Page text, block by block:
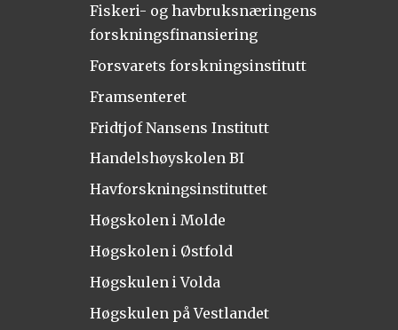
Fiskeri- og havbruksnæringens
forskningsfinansiering
Forsvarets forskningsinstitutt
Framsenteret
Fridtjof Nansens Institutt
Handelshøyskolen BI
Havforskningsinstituttet
Høgskolen i Molde
Høgskolen i Østfold
Høgskulen i Volda
Høgskulen på Vestlandet